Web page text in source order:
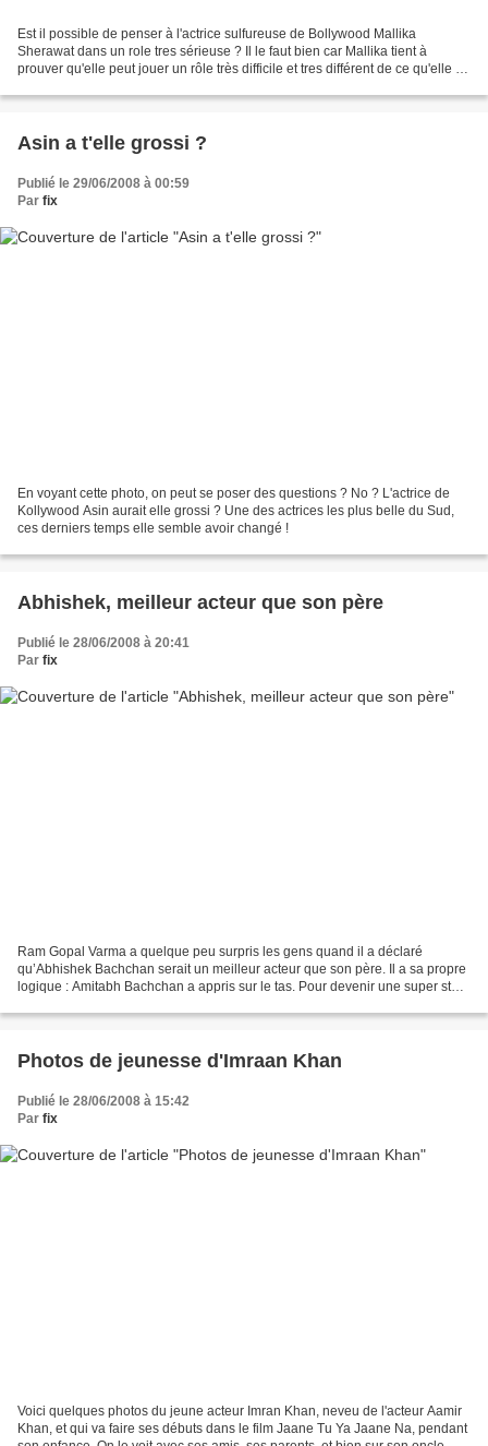
Est il possible de penser à l'actrice sulfureuse de Bollywood Mallika
Sherawat dans un role tres sérieuse ? Il le faut bien car Mallika tient à
prouver qu'elle peut jouer un rôle très difficile et tres différent de ce qu'elle pu
Asin a t'elle grossi ?
Publié le 29/06/2008 à 00:59
Par fix
En voyant cette photo, on peut se poser des questions ? No ? L'actrice de
Kollywood Asin aurait elle grossi ? Une des actrices les plus belle du Sud,
ces derniers temps elle semble avoir changé !
Abhishek, meilleur acteur que son père
Publié le 28/06/2008 à 20:41
Par fix
Ram Gopal Varma a quelque peu surpris les gens quand il a déclaré
qu’Abhishek Bachchan serait un meilleur acteur que son père. Il a sa propre
logique : Amitabh Bachchan a appris sur le tas. Pour devenir une super star,
Photos de jeunesse d'Imraan Khan
Publié le 28/06/2008 à 15:42
Par fix
Voici quelques photos du jeune acteur Imran Khan, neveu de l'acteur Aamir
Khan, et qui va faire ses débuts dans le film Jaane Tu Ya Jaane Na, pendant